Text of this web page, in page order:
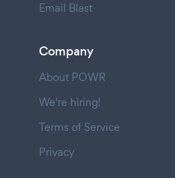
Email Blast
Company
About POWR
We're hiring!
Terms of Service
Privacy